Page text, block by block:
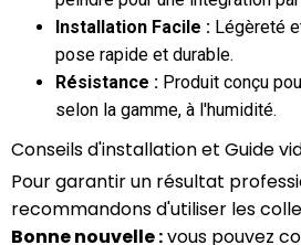
Installation Facile : Légèreté
pose rapide et durable.
Résistance : Produit conçu
selon la gamme, à l'humidité.
Conseils d'installation et Guide
Pour garantir un résultat
recommandons d'utiliser les
Bonne nouvelle :vous pouvez